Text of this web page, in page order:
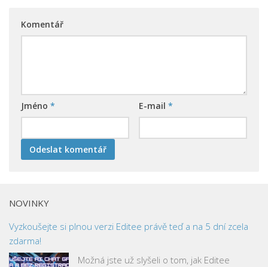
Komentář
Jméno * E-mail *
NOVINKY
Vyzkoušejte si plnou verzi Editee právě teď a na 5 dní zcela
zdarma!
Možná jste už slyšeli o tom, jak Editee